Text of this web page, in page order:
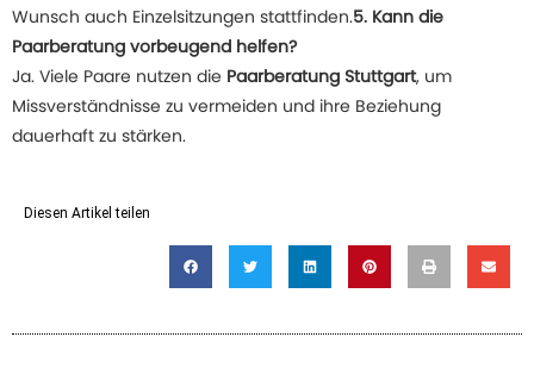
Wunsch auch Einzelsitzungen stattfinden.5. Kann die
Paarberatung vorbeugend helfen?
Ja. Viele Paare nutzen die Paarberatung Stuttgart, um
Missverständnisse zu vermeiden und ihre Beziehung
dauerhaft zu stärken.
Diesen Artikel teilen